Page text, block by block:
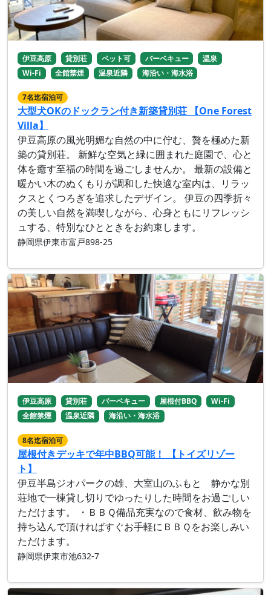
伊豆高原 貸別荘 ペット可 バーベキュー
温泉
Wi-Fi
全館禁煙 温泉近隣 海沿い・海水浴
7名迄宿泊可
大型犬OKのドックラン付き新築貸別荘 【One Forest
Villa】
伊豆高原の風光明媚な自然の中に佇む、贅を極めた新
築の貸別荘。 新鮮な空気と緑に囲まれた庭園で、心と
体を癒す至福の時間を過ごしませんか。 最新の設備と
暖かい木のぬくもりが調和した快適な室内は、リラッ
クスとくつろぎを追求したデザイン。 伊豆の四季折々
の美しい自然を満喫しながら、心身ともにリフレッシ
ュする、特別なひとときをお約束します。
静岡県伊東市富戸898-25
伊豆高原 貸別荘 バーベキュー 屋根付BBQ
Wi-Fi
全館禁煙
温泉近隣 海沿い・海水浴
8名迄宿泊可
屋根付きデッキで年中BBQ可能！ 【トイズリゾー
ト】
伊豆半島ジオパークの雄、大室山のふもと 静かな別
荘地で一棟貸し切りでゆったりした時間をお過ごしい
ただけます。 ・ＢＢＱ備品充実なので食材、飲み物を
持ち込んで頂ければすぐお手軽にＢＢＱをお楽しみい
ただけます。
静岡県伊東市池632-7